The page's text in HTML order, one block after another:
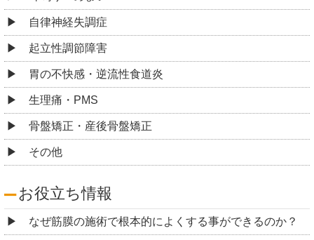
自律神経失調症
起立性調節障害
胃の不快感・逆流性食道炎
生理痛・PMS
骨盤矯正・産後骨盤矯正
その他
お役立ち情報
なぜ筋膜の施術で根本的によくする事ができるのか？